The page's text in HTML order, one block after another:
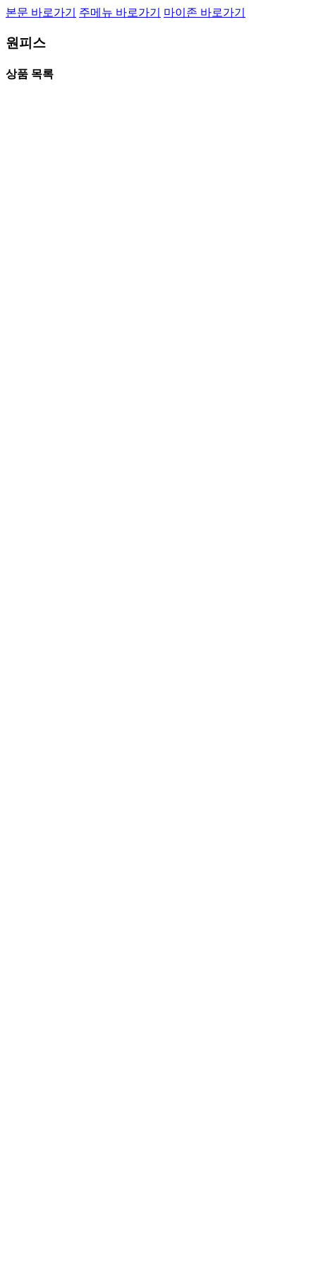
본문 바로가기 주메뉴 바로가기 마이존 바로가기
원피스
상품 목록